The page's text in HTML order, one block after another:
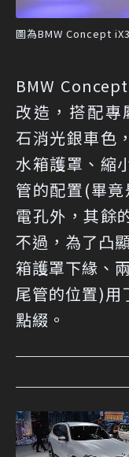
圖為BMW Concept
BMW
改造，搭配
石消光銀車色
水箱護罩、縮
管的配置(畢竟
電孔外，其餘
不過，為了凸
箱護罩下緣、
尾管的位置)用
點綴。